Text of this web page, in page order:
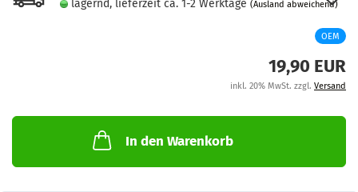
lagernd, lieferzeit ca. 1-2 Werktage (Ausland abweichend)
OEM
19,90 EUR
inkl. 20% MwSt. zzgl. Versand
In den Warenkorb